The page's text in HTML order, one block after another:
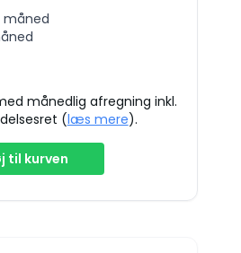
måned
månedlig afregning inkl.
(læs mere).
til kurven